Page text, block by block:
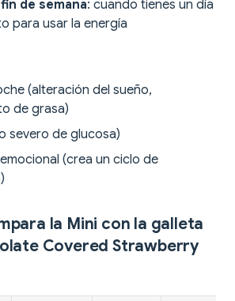
de semana: cuando tienes un día
para usar la energía
(alteración del sueño,
de grasa)
severo de glucosa)
(crea un ciclo de
la Mini con la galleta
Covered Strawberry